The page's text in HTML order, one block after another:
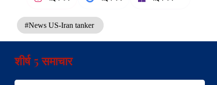
#News US-Iran tanker
शीर्ष 5 समाचार